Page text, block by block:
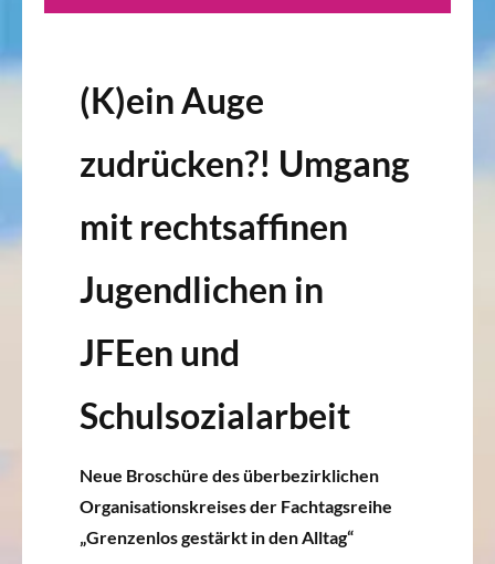
(K)ein Auge
zudrücken?! Umgang
mit rechtsaffinen
Jugendlichen in
JFEen und
Schulsozialarbeit
Neue Broschüre des überbezirklichen
Organisationskreises der Fachtagsreihe
„Grenzenlos gestärkt in den Alltag“